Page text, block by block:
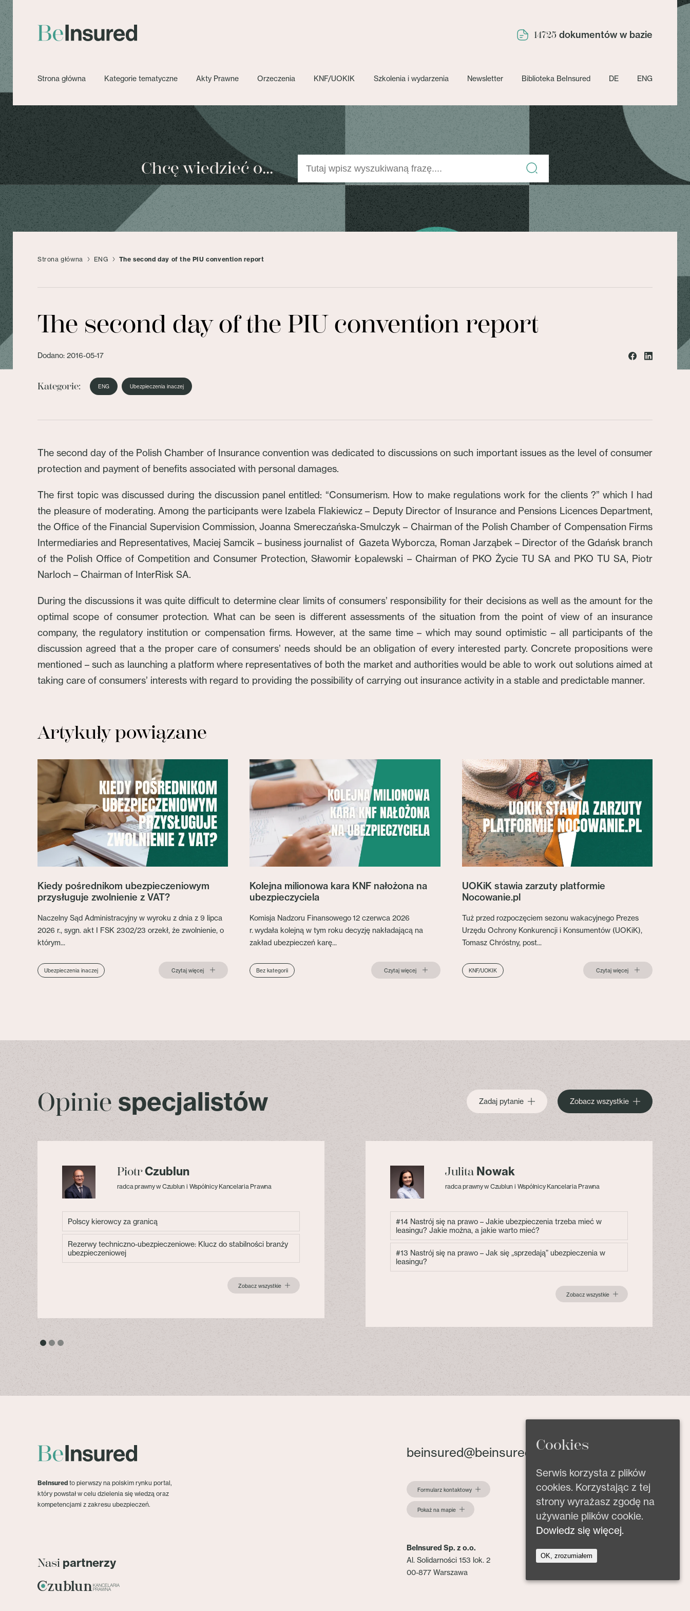
14725 dokumentów w bazie
Strona główna Kategorie tematyczne Akty Prawne Orzeczenia KNF/UOKIK Szkolenia i wydarzenia Newsletter Biblioteka BeInsured DE ENG
Chcę wiedzieć o...
Strona główna ENG The second day of the PIU convention report
The second day of the PIU convention report
Dodano: 2016-05-17
Kategorie: ENG Ubezpieczenia inaczej
The second day of the Polish Chamber of Insurance convention was dedicated to discussions on such important issues as the level of consumer
protection and payment of benefits associated with personal damages.
The first topic was discussed during the discussion panel entitled: “Consumerism. How to make regulations work for the clients ?” which I had
the pleasure of moderating. Among the participants were Izabela Flakiewicz – Deputy Director of Insurance and Pensions Licences Department,
the Office of the Financial Supervision Commission, Joanna Smereczańska-Smulczyk – Chairman of the Polish Chamber of Compensation Firms
Intermediaries and Representatives, Maciej Samcik – business journalist of Gazeta Wyborcza, Roman Jarząbek – Director of the Gdańsk branch
of the Polish Office of Competition and Consumer Protection, Sławomir Łopalewski – Chairman of PKO Życie TU SA and PKO TU SA, Piotr
Narloch – Chairman of InterRisk SA.
During the discussions it was quite difficult to determine clear limits of consumers’ responsibility for their decisions as well as the amount for the
optimal scope of consumer protection. What can be seen is different assessments of the situation from the point of view of an insurance
company, the regulatory institution or compensation firms. However, at the same time – which may sound optimistic – all participants of the
discussion agreed that a the proper care of consumers’ needs should be an obligation of every interested party. Concrete propositions were
mentioned – such as launching a platform where representatives of both the market and authorities would be able to work out solutions aimed at
taking care of consumers’ interests with regard to providing the possibility of carrying out insurance activity in a stable and predictable manner.
Artykuły powiązane
Kiedy pośrednikom ubezpieczeniowym
przysługuje zwolnienie z VAT?
Naczelny Sąd Administracyjny w wyroku z dnia z 9 lipca
2026 r., sygn. akt I FSK 2302/23 orzekł, że zwolnienie, o
którym...
Ubezpieczenia inaczej Czytaj więcej
Kolejna milionowa kara KNF nałożona na
ubezpieczyciela
Komisja Nadzoru Finansowego 12 czerwca 2026
r. wydała kolejną w tym roku decyzję nakładającą na
zakład ubezpieczeń karę...
Bez kategorii Czytaj więcej
UOKiK stawia zarzuty platformie
Nocowanie.pl
Tuż przed rozpoczęciem sezonu wakacyjnego Prezes
Urzędu Ochrony Konkurencji i Konsumentów (UOKiK),
Tomasz Chróstny, post...
KNF/UOKIK Czytaj więcej
Opinie specjalistów Zadaj pytanie Zobacz wszystkie
PiotrCzublun
radca prawny w Czublun i Wspólnicy Kancelaria Prawna
Polscy kierowcy za granicą
Rezerwy techniczno-ubezpieczeniowe: Klucz do stabilności branży
ubezpieczeniowej
Zobacz wszystkie
Julita Nowak
radca prawny w Czublun i Wspólnicy Kancelaria Prawna
#14 Nastrój się na prawo – Jakie ubezpieczenia trzeba mieć w
leasingu? Jakie można, a jakie warto mieć?
#13 Nastrój się na prawo – Jak się „sprzedają” ubezpieczenia w
leasingu?
Zobacz wszystkie
BeInsured to pierwszy na polskim rynku portal,
który powstał w celu dzielenia się wiedzą oraz
kompetencjami z zakresu ubezpieczeń.
Nasi partnerzy
beinsured@beinsured.pl
Formularz kontaktowy
Pokaż na mapie
BeInsured Sp. z o.o.
Al. Solidarności 153 lok. 2
00-877 Warszawa
Cookies
Serwis korzysta z plików
cookies. Korzystając z tej
strony wyrażasz zgodę na
używanie plików cookie.
Dowiedz się więcej.
OK, zrozumiałem